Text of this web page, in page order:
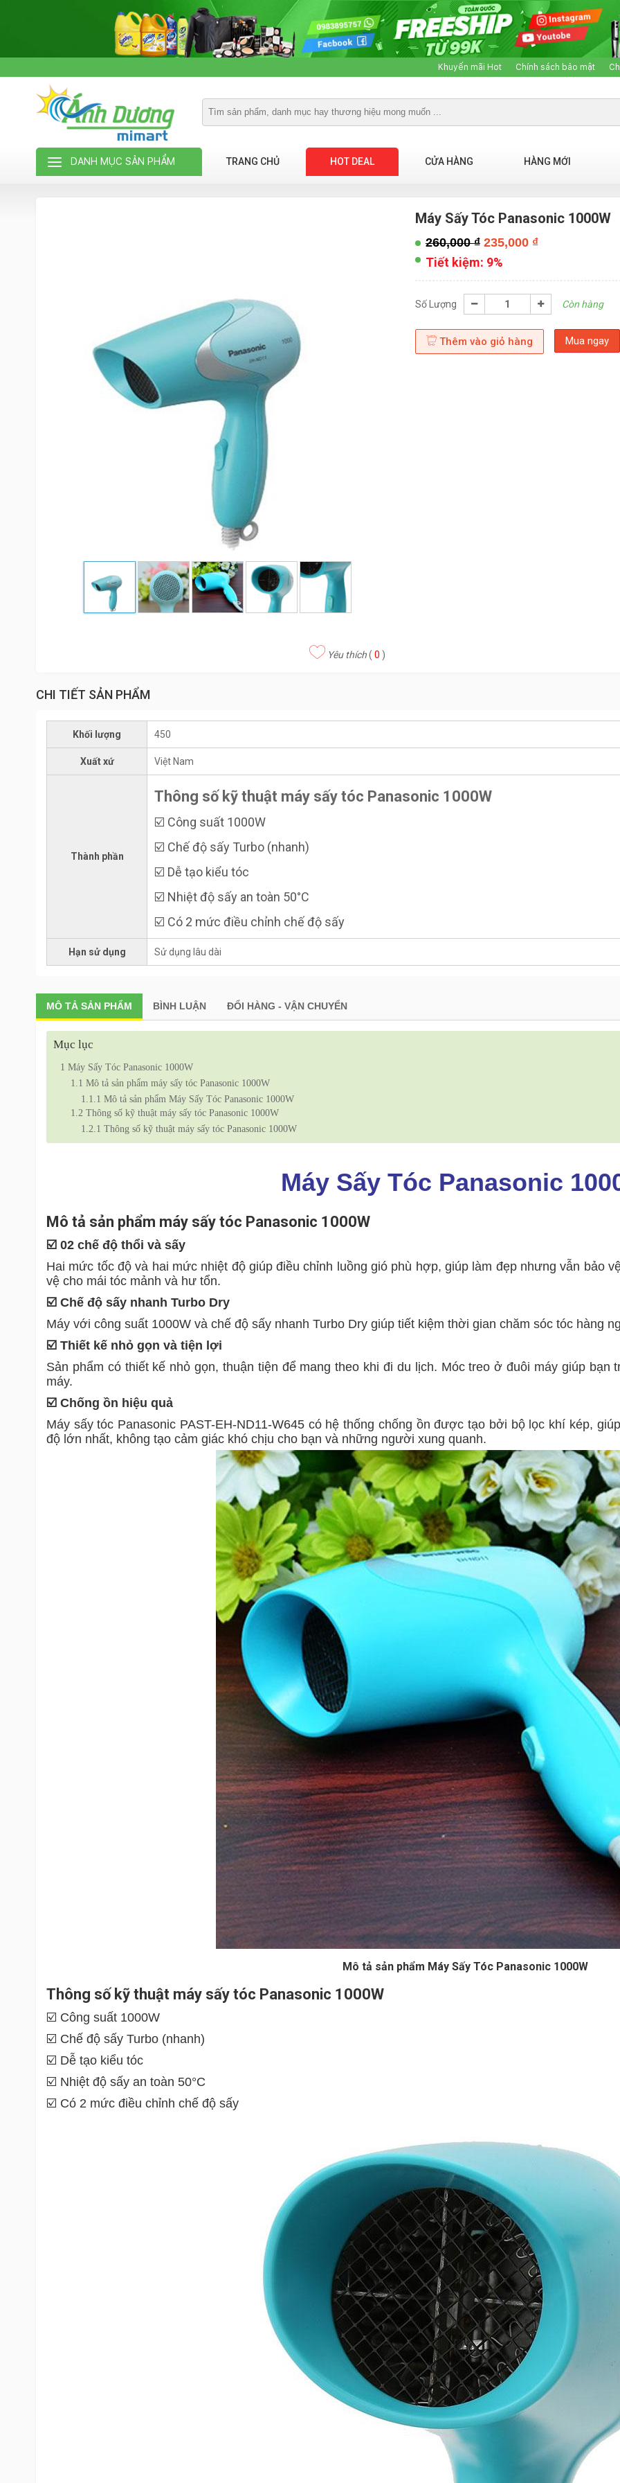
Khuyến mãi Hot Chính sách bảo mật
DANH MỤC SẢN PHẨM TRANG CHỦ HOT DEAL CỬA HÀNG HÀNG MỚI
Yêu thích(0 )
Máy Sấy Tóc Panasonic 1000W
260,000₫235,000 ₫
Tiết kiệm: 9%
Số Lượng Còn hàng
Thêm vào giỏ hàng Mua ngay
CHI TIẾT SẢN PHẨM
Khối lượng 450
Xuất xứ Việt Nam
Thành phần
Thông số kỹ thuật máy sấy tóc Panasonic 1000W
☑️ Công suất 1000W
☑️ Chế độ sấy Turbo (nhanh)
☑️ Dễ tạo kiểu tóc
☑️ Nhiệt độ sấy an toàn 50°C
☑️ Có 2 mức điều chỉnh chế độ sấy
Hạn sử dụng Sử dụng lâu dài
MÔ TẢ SẢN PHẨM BÌNH LUẬN ĐỔI HÀNG - VẬN CHUYỂN
Mục lục
1 Máy Sấy Tóc Panasonic 1000W
1.1 Mô tả sản phẩm máy sấy tóc Panasonic 1000W
1.1.1 Mô tả sản phẩm Máy Sấy Tóc Panasonic 1000W
1.2 Thông số kỹ thuật máy sấy tóc Panasonic 1000W
1.2.1 Thông số kỹ thuật máy sấy tóc Panasonic 1000W
Máy Sấy Tóc Panasonic
Mô tả sản phẩm máy sấy tóc Panasonic 1000W
☑️ 02 chế độ thổi và sấy
Hai mức tốc độ và hai mức nhiệt độ giúp điều chỉnh luồng gió phù hợp, giúp làm đẹp nhưng vẫn bảo
vệ cho mái tóc mảnh và hư tổn.
☑️ Chế độ sấy nhanh Turbo Dry
Máy với công suất 1000W và chế độ sấy nhanh Turbo Dry giúp tiết kiệm thời gian chăm sóc tóc hàng
☑️ Thiết kế nhỏ gọn và tiện lợi
Sản phẩm có thiết kế nhỏ gọn, thuận tiện để mang theo khi đi du lịch. Móc treo ở đuôi máy giúp
máy.
☑️ Chống ồn hiệu quả
Máy sấy tóc Panasonic PAST-EH-ND11-W645 có hệ thống chống ồn được tạo bởi bộ lọc khí kép,
độ lớn nhất, không tạo cảm giác khó chịu cho bạn và những người xung quanh.
Mô tả sản phẩm Máy Sấy Tóc Panasonic 1000W
Thông số kỹ thuật máy sấy tóc Panasonic 1000W
☑️ Công suất 1000W
☑️ Chế độ sấy Turbo (nhanh)
☑️ Dễ tạo kiểu tóc
☑️ Nhiệt độ sấy an toàn 50°C
☑️ Có 2 mức điều chỉnh chế độ sấy